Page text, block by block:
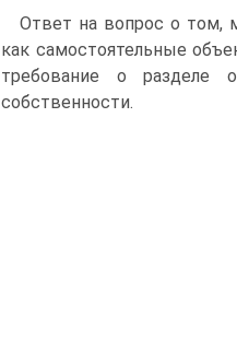
Ответ на вопрос о том,
как самостоятельные
требование о разделе
собственности.